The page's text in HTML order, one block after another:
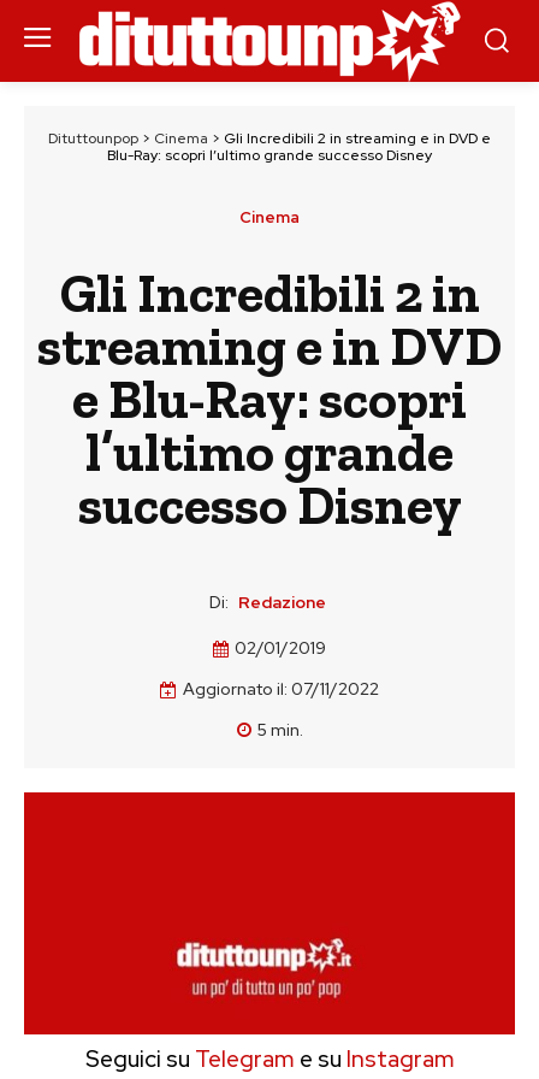
Dituttounpop > Cinema > Gli Incredibili 2 in streaming e in DVD e
Blu-Ray: scopri l’ultimo grande successo Disney
Cinema
Gli Incredibili 2 in
streaming e in DVD
e Blu-Ray: scopri
l’ultimo grande
successo Disney
Di: Redazione
02/01/2019
Aggiornato il: 07/11/2022
5 min.
Seguici su Telegram e su Instagram